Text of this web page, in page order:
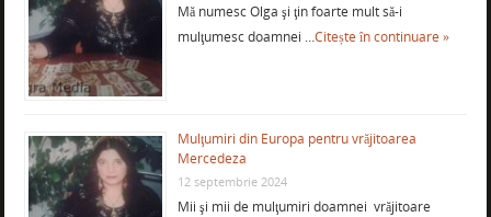
Mă numesc Olga şi ţin foarte mult să-i
mulţumesc doamnei …Citește în continuare »
Mulţumiri din Europa pentru vrăjitoarea
Mercedeza
12 septembrie 2024
Mii şi mii de mulţumiri doamnei vrăjitoare